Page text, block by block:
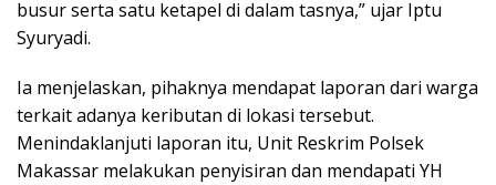
busur serta satu ketapel di dalam tasnya,” ujar Iptu
Syuryadi.
Ia menjelaskan, pihaknya mendapat laporan dari warga
terkait adanya keributan di lokasi tersebut.
Menindaklanjuti laporan itu, Unit Reskrim Polsek
Makassar melakukan penyisiran dan mendapati YH